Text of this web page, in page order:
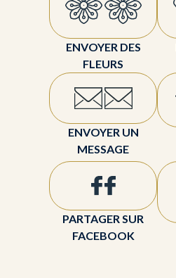
ENVOYER DES
FLEURS
ENVOYER UN
MESSAGE
PARTAGER SUR
FACEBOOK